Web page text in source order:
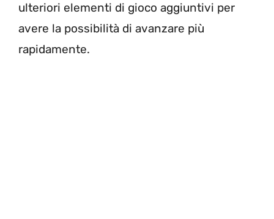
ulteriori elementi di gioco aggiuntivi per
avere la possibilità di avanzare più
rapidamente.